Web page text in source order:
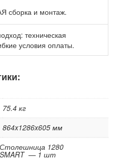
Gresson
и фильтрации
/
и монтаж.
техническая
условия оплаты.
75.4 кг
864x1286x605 мм
Столешница 1280
SMART — 1 шт